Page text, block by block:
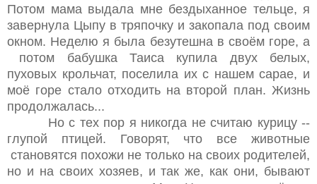
Потом мама выдала мне бездыханное тельце, я
завернула Цыпу в тряпочку и закопала под своим
окном. Неделю я была безутешна в своём горе, а
потом бабушка Таиса купила двух белых,
пуховых крольчат, поселила их с нашем сарае, и
моё горе стало отходить на второй план. Жизнь
продолжалась...
Но с тех пор я никогда не считаю курицу --
глупой птицей. Говорят, что все животные
становятся похожи не только на своих родителей,
но и на своих хозяев, и так же, как они, бывают